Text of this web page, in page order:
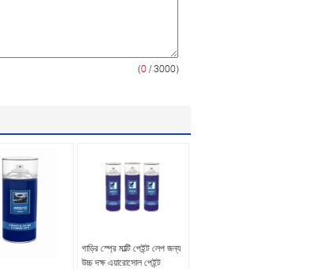
(0 / 3000)
গাড়ির স্প্রে মাল্টি পেইন্ট লেপ জন্য
উচ্চ দক্ষ এয়ারোসোল পেইন্ট